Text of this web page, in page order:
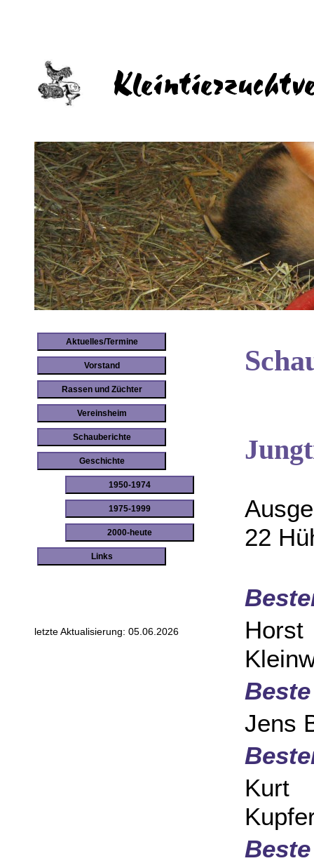
Aktuelles/Termine
Vorstand
Rassen und Züchter
Vereinsheim
Schauberichte
Geschichte
1950-1974
1975-1999
2000-heute
Links
letzte Aktualisierung: 05.06.2026
22
Jens
Kurt